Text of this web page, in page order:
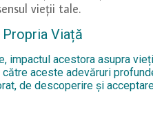
vieții tale.
Viață
acestora asupra
aceste adevăruri
de descoperire și